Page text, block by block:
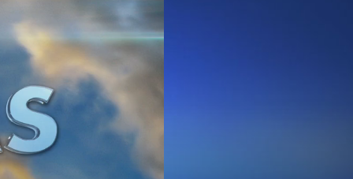
Introductorias
Iniciales
Soluciones para un Entorno Peligroso
Ayudas para Enfermedades y Lesiones
La Integridad y la Honestidad
El Matrimonio
La Escala Tonal Emocional